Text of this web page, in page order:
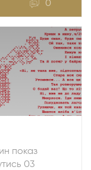
0
показ
03